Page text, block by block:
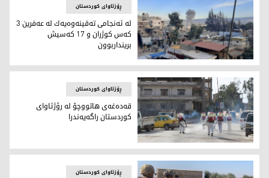
لە ئەنجامی تەقینەوەیەك لە عەفرین 3 كەس كوژران و 17 كەسیش برینداربوون
ڕۆژئاوای کوردستان
لە ئەنجامی تەقینەوەیەك لە عەفرین 3
كەس كوژران و 17 كەسیش
برینداربوون
قه‌ده‌غه‌ی هاتووچۆ له‌ رۆژئاوای كوردستان راگه‌یه‌ندرا
ڕۆژئاوای کوردستان
قه‌ده‌غه‌ی هاتووچۆ له‌ رۆژئاوای
كوردستان راگه‌یه‌ندرا
ڕۆژئاوای کوردستان